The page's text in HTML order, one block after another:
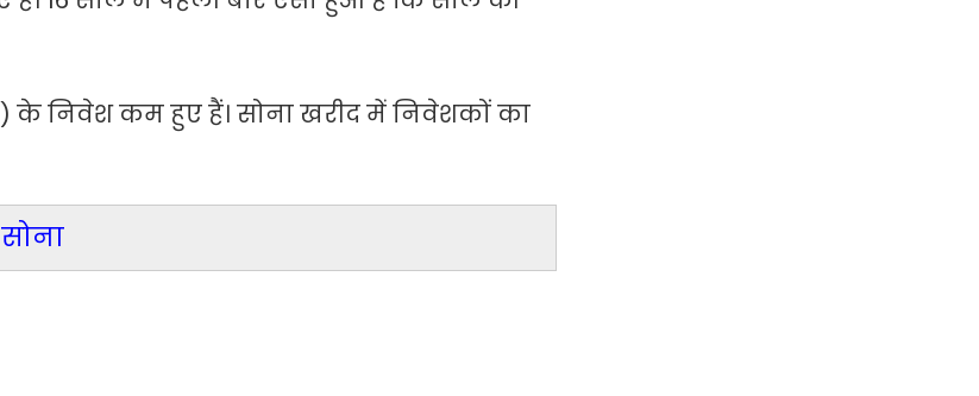
के निवेश कम हुए हैं। सोना खरीद में निवेशकों का